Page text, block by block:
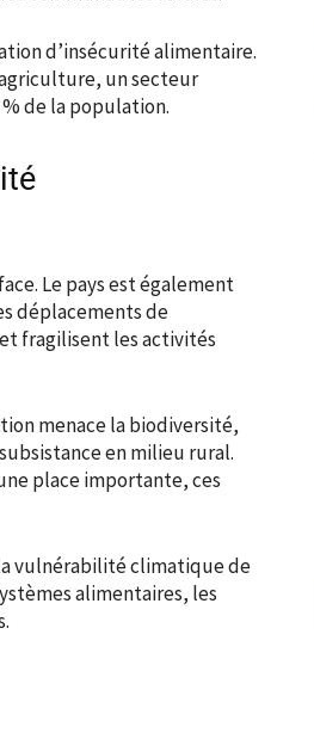
d’insécurité alimentaire.
un secteur
de la population.
Le pays est également
déplacements de
fragilisent les activités
menace la biodiversité,
en milieu rural.
place importante, ces
vulnérabilité climatique de
alimentaires, les